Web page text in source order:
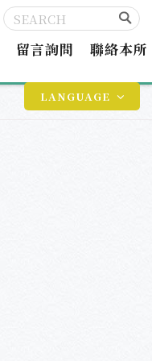
LANGUAGE
留言詢問 聯絡本所